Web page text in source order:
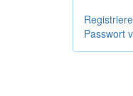
Passwort